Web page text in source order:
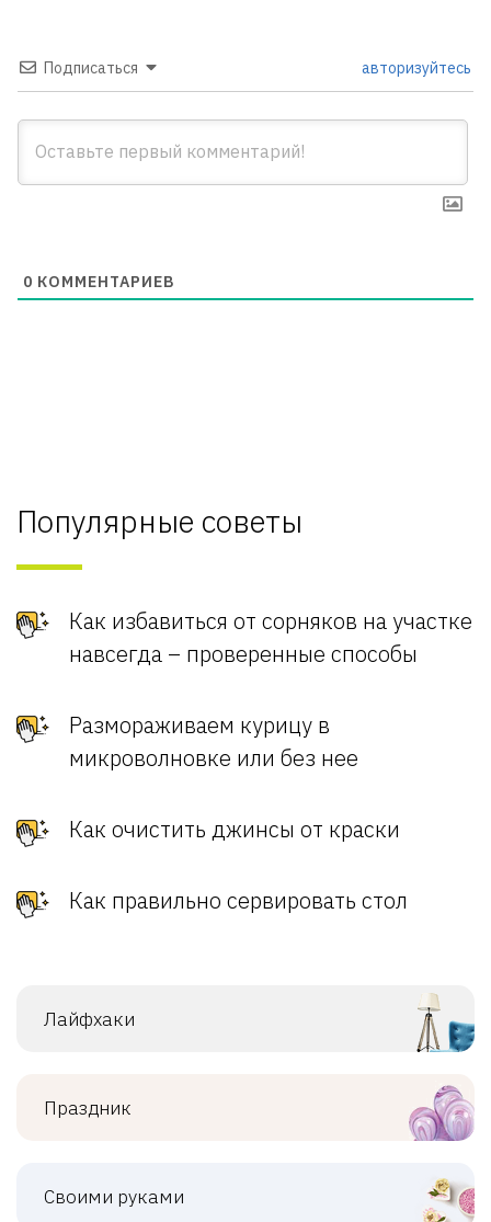
Подписаться авторизуйтесь
0 КОММЕНТАРИЕВ
Популярные советы
Как избавиться от сорняков на участке
навсегда – проверенные способы
Размораживаем курицу в
микроволновке или без нее
Как очистить джинсы от краски
Как правильно сервировать стол
Лайфхаки
Праздник
Своими руками